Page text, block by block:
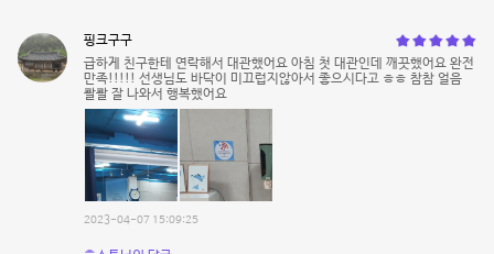
핑크구구
급하게 친구한테 연락해서 대관했어요 아침 첫 대관인데 깨끗했어요 완전
만족!!!!! 선생님도 바닥이 미끄럽지않아서 좋으시다고 ㅎㅎ 참참 얼음
콸콸 잘 나와서 행복했어요
2023-04-07 15:09:25